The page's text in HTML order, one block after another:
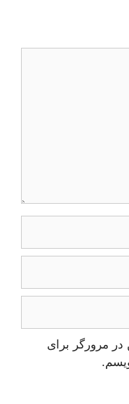
در مرورگر برای